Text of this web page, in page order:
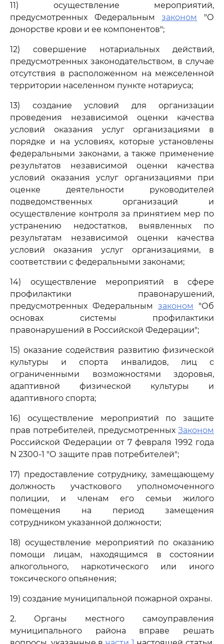
11) осуществление мероприятий,
предусмотренных Федеральнымзаконом
"О
донорстве крови и ее компонентов";
12) совершение нотариальных действий,
предусмотренных законодательством, в случае
отсутствия в расположенном на межселенной
территории населенном пункте нотариуса;
13) создание условий для организации
проведения независимой оценки качества
условий оказания услуг организациями в
порядке и на условиях, которые установлены
федеральными законами, а также применение
результатов независимой оценки качества
условий оказания услуг организациями при
оценке деятельности руководителей
подведомственных организаций и
осуществление контроля за принятием мер по
устранению недостатков, выявленных по
результатам независимой оценки качества
условий оказания услуг организациями, в
соответствии с федеральными законами;
14) осуществление мероприятий в сфере
профилактики правонарушений,
предусмотренных Федеральным законом
"Об
основах системы профилактики
правонарушений в Российской Федерации";
15) оказание содействия развитию физической
культуры и спорта инвалидов, лиц с
ограниченными возможностями здоровья,
адаптивной физической культуры и
адаптивного спорта;
16) осуществление мероприятий по защите
прав потребителей, предусмотренных Законом
Российской Федерации от 7 февраля 1992 года
N 2300-1 "О защите прав потребителей";
17) предоставление сотруднику, замещающему
должность участкового уполномоченного
полиции, и членам его семьи жилого
помещения на период замещения
сотрудником указанной должности;
18) осуществление мероприятий по оказанию
помощи лицам, находящимся в состоянии
алкогольного, наркотического или иного
токсического опьянения;
19) создание муниципальной пожарной охраны.
2. Органы местного самоуправления
муниципального района вправе решать